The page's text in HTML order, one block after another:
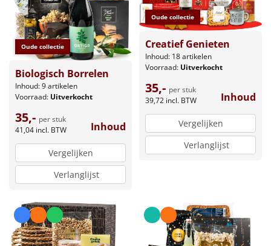
Goedkope
Uniek
Alle thema's
Artikel
Hitster NIEUW
Pizzarette
Tas
Wake up light
NIEUW
Borrelplank
Oude collectie
Biologisch Borrelen
Inhoud: 9 artikelen
Voorraad: Uitverkocht
35,- per stuk
41,04 incl. BTW Inhoud
Vergelijken
Verlanglijst
Oude collectie
Creatief Genieten
Inhoud: 18 artikelen
Voorraad: Uitverkocht
35,- per stuk
39,72 incl. BTW Inhoud
Vergelijken
Verlanglijst